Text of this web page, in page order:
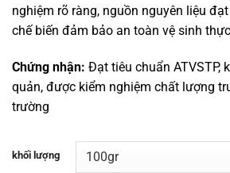
nghiệm rõ ràng, nguồn nguyên liệu
chế biến đảm bảo an toàn vệ sinh
Chứng nhận: Đạt tiêu chuẩn ATVSTP,
quản, được kiểm nghiệm chất lượng
trường
khối lượng